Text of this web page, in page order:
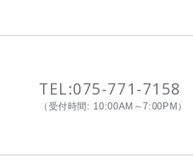
TEL:075-771-7158
（受付時間: 10:00AM～7:00PM）